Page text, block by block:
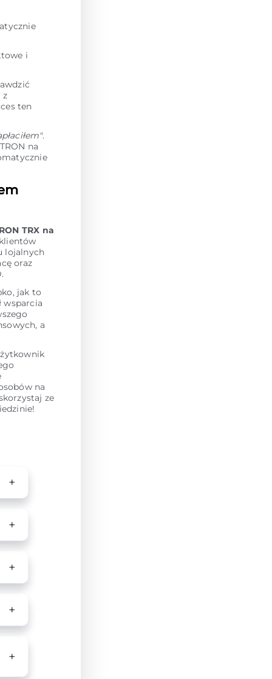
i
z
ten
.
na
TRX na
lojalnych
oraz
jak to
wsparcia
a
na
ze